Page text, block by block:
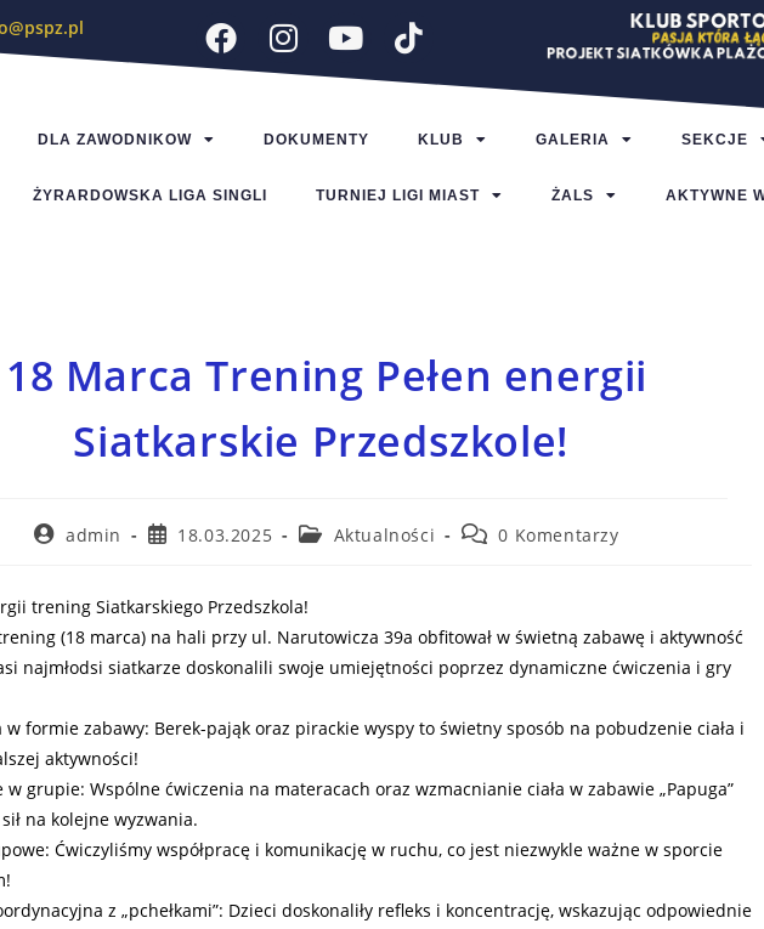
DLA ZAWODNIKOW DOKUMENTY KLUB GALERIA SEKCJE
ŻYRARDOWSKA LIGA SINGLI TURNIEJ LIGI MIAST ŻALS AKTYWNE
18 Marca Trening Pełen energii
Siatkarskie Przedszkole!
admin 18.03.2025 Aktualności 0 Komentarzy
trening Siatkarskiego Przedszkola!
(18 marca) na hali przy ul. Narutowicza 39a obfitował w świetną zabawę i aktywność
najmłodsi siatkarze doskonalili swoje umiejętności poprzez dynamiczne ćwiczenia i gry
w formie zabawy: Berek-pająk oraz pirackie wyspy to świetny sposób na pobudzenie ciała i
aktywności!
w grupie: Wspólne ćwiczenia na materacach oraz wzmacnianie ciała w zabawie „Papuga”
na kolejne wyzwania.
Ćwiczyliśmy współpracę i komunikację w ruchu, co jest niezwykle ważne w sporcie
z „pchełkami”: Dzieci doskonaliły refleks i koncentrację, wskazując odpowiednie